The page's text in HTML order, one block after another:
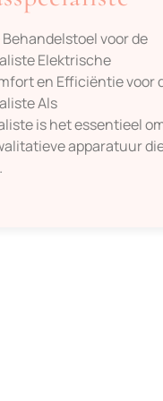
voor de
Elektrische
en Efficiëntie voor
Als
is het essentieel
apparatuur